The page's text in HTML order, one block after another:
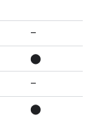
–
⬤
–
⬤